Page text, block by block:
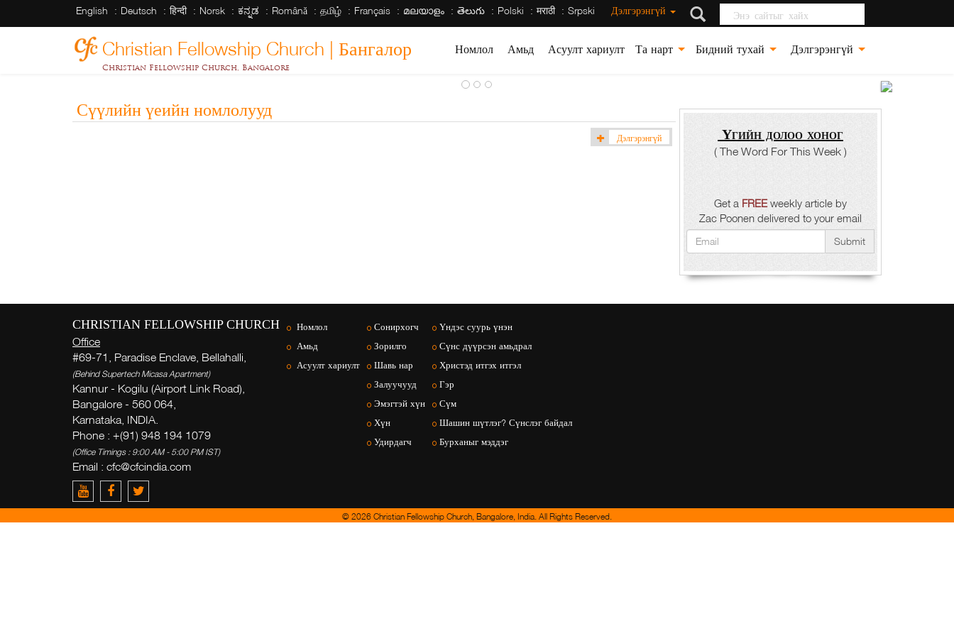
English Deutsch हिन्दी Norsk ಕನ್ನಡ Română தமிழ் Français മലയാളം తెలుగు Polski मराठी Srpski Дэлгэрэнгүй Энэ сайтыг хайх
Christian Fellowship Church | Бангалор
Christian Fellowship Church, Bangalore
Номлол Амьд Асуулт хариулт Та нарт Бидний тухай Дэлгэрэнгүй
Сүүлийн үеийн номлолууд
Дэлгэрэнгүй
Үгийн долоо хоног
( The Word For This Week )
Get a FREEweekly article by
Zac Poonen delivered to your email
Submit
CHRISTIAN FELLOWSHIP CHURCH
Office
#69-71, Paradise Enclave, Bellahalli,
(Behind Supertech Micasa Apartment)
Kannur - Kogilu (Airport Link Road),
Bangalore - 560 064,
Karnataka, INDIA.
Phone : +(91) 948 194 1079
(Office Timings : 9:00 AM - 5:00 PM IST)
Email : cfc@cfcindia.com
Номлол
Амьд
Асуулт хариулт
Сонирхогч
Зорилго
Шавь нар
Залуучууд
Эмэгтэй хүн
Хүн
Удирдагч
Үндэс суурь үнэн
Сүнс дүүрсэн амьдрал
Христэд итгэх итгэл
Гэр
Сүм
Шашин шүтлэг? Сүнслэг байдал
Бурханыг мэддэг
© 2026 Christian Fellowship Church, Bangalore, India. All Rights Reserved.